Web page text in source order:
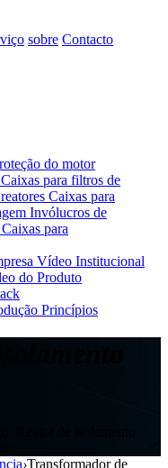
sobre Contacto
do motor
Caixas para filtros de
Caixas para
Invólucros de
Caixas para
Vídeo Institucional
do Produto
Princípios
›Transformador de